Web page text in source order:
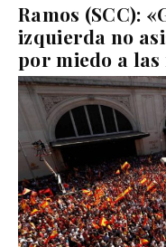
Ramos (SCC):
izquierda no
por miedo a